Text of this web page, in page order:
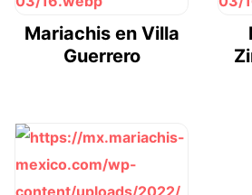
Mariachis en Villa
Guerrero